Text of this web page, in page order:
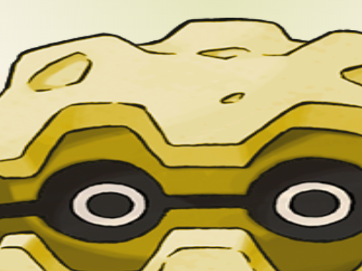
めだまが のぞいているが なかみの しょうたいは なぞのまま。